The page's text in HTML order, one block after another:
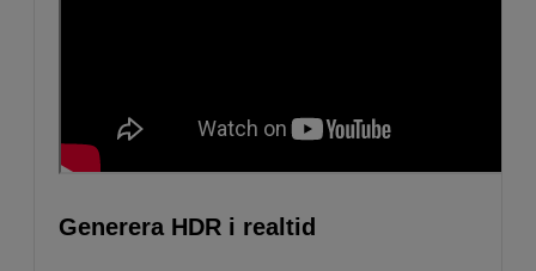
Generera HDR i realtid